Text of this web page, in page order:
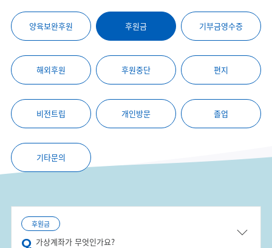
양육보완후원 후원금 기부금영수증
해외후원 후원중단 편지
비전트립 개인방문 졸업
기타문의
후원금
가상계좌가 무엇인가요?